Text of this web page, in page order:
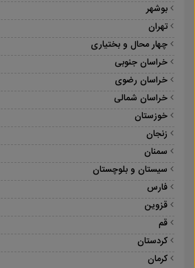
بوشهر
تهران
چهار محال و بختیاری
خراسان جنوبی
خراسان رضوی
خراسان شمالی
خوزستان
زنجان
سمنان
سیستان و بلوچستان
فارس
قزوین
قم
کردستان
کرمان